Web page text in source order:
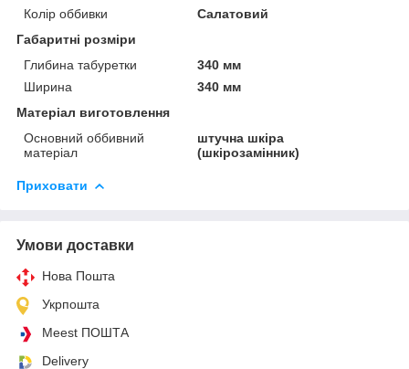
Колір оббивки
Салатовий
Габаритні розміри
Глибина табуретки
340 мм
Ширина
340 мм
Матеріал виготовлення
Основний оббивний
матеріал
штучна шкіра
(шкірозамінник)
Приховати
Умови доставки
Нова Пошта
Укрпошта
Meest ПОШТА
Delivery